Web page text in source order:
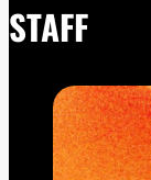
STAFF